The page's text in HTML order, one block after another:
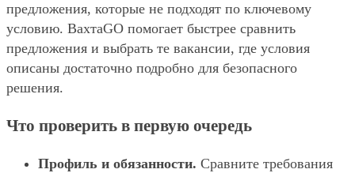
предложения, которые не подходят по ключевому
условию. ВахтаGO помогает быстрее сравнить
предложения и выбрать те вакансии, где условия
описаны достаточно подробно для безопасного
решения.
Что проверить в первую очередь
Профиль и обязанности. Сравните требования